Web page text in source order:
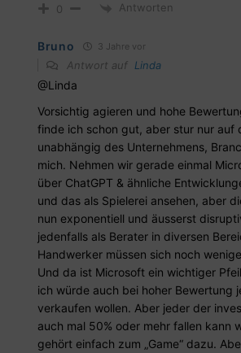
0 Antworten
Bruno 3 Jahre vor
Antwort auf Linda
@Linda
Vorsichtig agieren und hohe
finde ich schon gut, aber stur nur auf
unabhängig des Unternehmens,
mich. Nehmen wir gerade einmal
über ChatGPT & ähnliche
und das als Spielerei ansehen, aber
nun exponentiell und äusserst
jedenfalls als Berater in diversen
Handwerker müssen sich noch
Und da ist Microsoft ein wichtiger
ich würde auch bei hoher Bewertung
verkaufen wollen. Aber jeder der
auch mal 50% oder mehr fallen kann
gehört einfach zum „Game“ dazu.